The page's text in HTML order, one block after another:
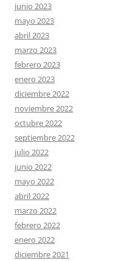
junio 2023
mayo 2023
abril 2023
marzo 2023
febrero 2023
enero 2023
diciembre 2022
noviembre 2022
octubre 2022
septiembre 2022
julio 2022
junio 2022
mayo 2022
abril 2022
marzo 2022
febrero 2022
enero 2022
diciembre 2021